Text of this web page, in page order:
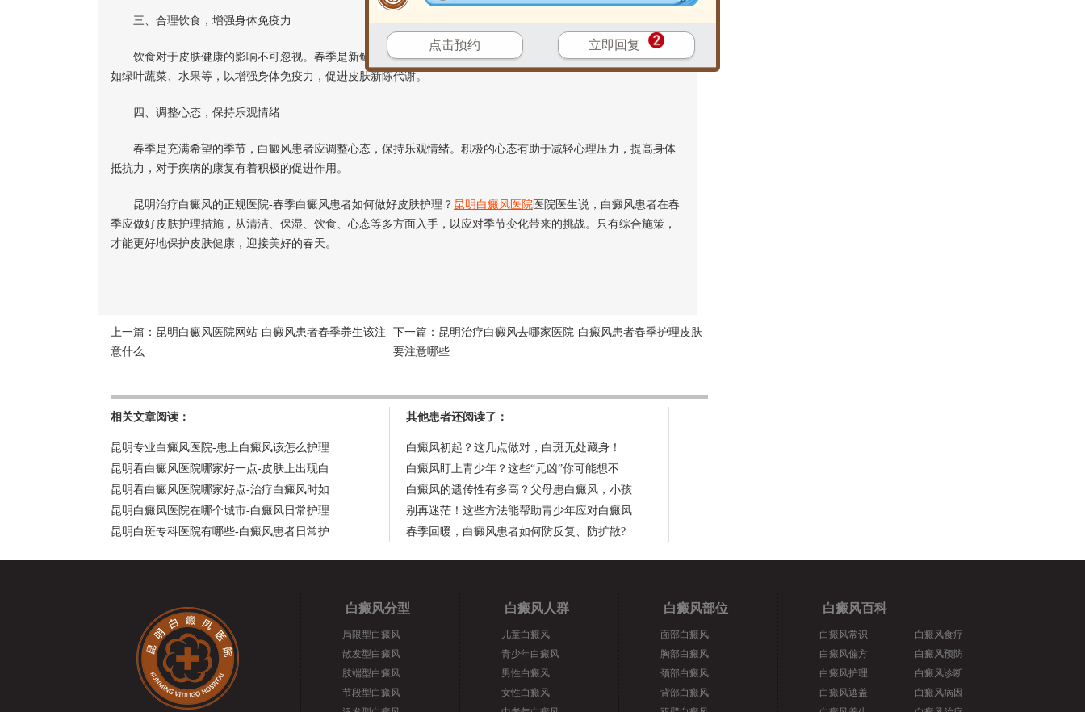
三、合理饮食，增强身体免疫力
饮食对于皮肤健康的影响不可忽视。春季是新鲜蔬果上市的季节，患者应多摄入富含维生素和矿物质的食物，
如绿叶蔬菜、水果等，以增强身体免疫力，促进皮肤新陈代谢。
四、调整心态，保持乐观情绪
春季是充满希望的季节，白癜风患者应调整心态，保持乐观情绪。积极的心态有助于减轻心理压力，提高身体
抵抗力，对于疾病的康复有着积极的促进作用。
昆明治疗白癜风的正规医院-春季白癜风患者如何做好皮肤护理？ 昆明白癜风医院 医院医生说，白癜风患者在春
季应做好皮肤护理措施，从清洁、保湿、饮食、心态等多方面入手，以应对季节变化带来的挑战。只有综合施策，
才能更好地保护皮肤健康，迎接美好的春天。
上一篇： 昆明白癜风医院网站-白癜风患者春季养生该注
意什么
下一篇： 昆明治疗白癜风去哪家医院-白癜风患者春季护理皮肤
要注意哪些
相关文章阅读：
昆明专业白癜风医院-患上白癜风该怎么护理
昆明看白癜风医院哪家好一点-皮肤上出现白
昆明看白癜风医院哪家好点-治疗白癜风时如
昆明白癜风医院在哪个城市-白癜风日常护理
昆明白斑专科医院有哪些-白癜风患者日常护
其他患者还阅读了：
白癜风初起？这几点做对，白斑无处藏身！
白癜风盯上青少年？这些“元凶”你可能想不
白癜风的遗传性有多高？父母患白癜风，小孩
别再迷茫！这些方法能帮助青少年应对白癜风
春季回暖，白癜风患者如何防反复、防扩散?
白癜风分型
局限型白癜风
散发型白癜风
肢端型白癜风
节段型白癜风
白癜风人群
儿童白癜风
青少年白癜风
男性白癜风
女性白癜风
白癜风部位
面部白癜风
胸部白癜风
颈部白癜风
背部白癜风
白癜风百科
白癜风常识
白癜风偏方
白癜风护理
白癜风遮盖
白癜风食疗
白癜风预防
白癜风诊断
白癜风病因
点击预约 立即回复